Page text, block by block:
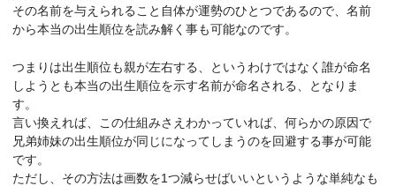
その名前を与えられること自体が運勢のひとつであるので、名前
から本当の出生順位を読み解く事も可能なのです。
つまりは出生順位も親が左右する、というわけではなく誰が命名
しようとも本当の出生順位を示す名前が命名される、となりま
す。
言い換えれば、この仕組みさえわかっていれば、何らかの原因で
兄弟姉妹の出生順位が同じになってしまうのを回避する事が可能
です。
ただし、その方法は画数を1つ減らせばいいというような単純なも